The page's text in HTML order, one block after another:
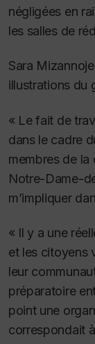
négligées en
les salles de
Sara
illustrations du
« Le fait de
dans le cadre
membres de
Notre-Dame-
m’impliquer
« Il y a une
et les citoyens
leur
préparatoire
point une
correspondait